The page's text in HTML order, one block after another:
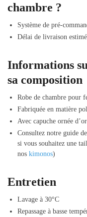
chambre ?
Système de pré-
Délai de livraison
Informations
sa composition
Robe de chambre pour
Fabriquée en matière
Avec capuche ornée
Consultez notre guide
si vous souhaitez une
nos kimonos)
Entretien
Lavage à 30°C
Repassage à basse